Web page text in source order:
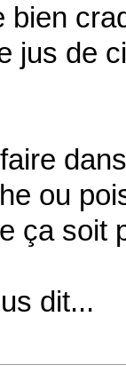
bien
jus de
ou
ça soit
dit...